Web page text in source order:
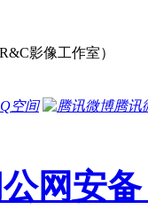
影像工作室）
空间 腾讯
网安备